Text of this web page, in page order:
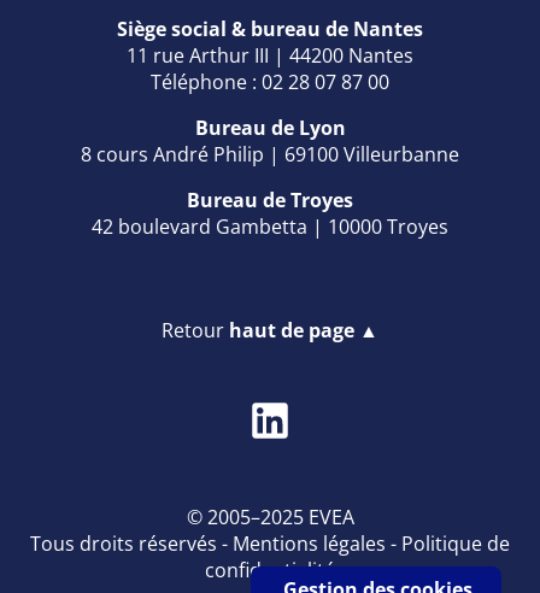
Siège social & bureau de Nantes
11 rue Arthur III | 44200 Nantes
Téléphone : 02 28 07 87 00
Bureau de Lyon
8 cours André Philip | 69100 Villeurbanne
Bureau de Troyes
42 boulevard Gambetta | 10000 Troyes
Retour haut de page ▲
© 2005–2025 EVEA
Tous droits réservés - Mentions légales - Politique de
confidentialité